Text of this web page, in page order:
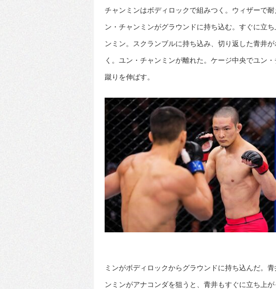
チャンミンはボディロックで組みつく。ウィザーで
ン・チャンミンがグラウンドに持ち込む。すぐに立
ンミン。スクランブルに持ち込み、切り返した青井
く。ユン・チャンミンが離れた。ケージ中央でユン
蹴りを伸ばす。
ミンがボディロックからグラウンドに持ち込んだ。
ンミンがアナコンダを狙うと、青井もすぐに立ち上